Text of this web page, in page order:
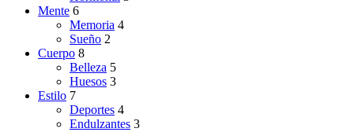
Mente 6
Memoria 4
Sueño 2
Cuerpo 8
Belleza 5
Huesos 3
Estilo 7
Deportes 4
Endulzantes 3